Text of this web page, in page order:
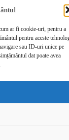
ar fi cookie-uri, pentru a
pentru aceste
sau ID-uri unice pe
dat poate avea